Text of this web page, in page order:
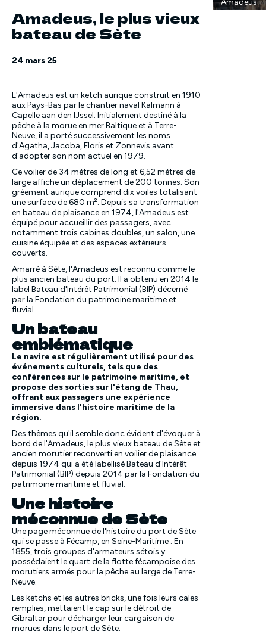
Amadeus, le plus vieux
bateau de Sète
24 mars 25
L'Amadeus est un ketch aurique construit en 1910
aux Pays-Bas par le chantier naval Kalmann à
Capelle aan den IJssel. Initialement destiné à la
pêche à la morue en mer Baltique et à Terre-
Neuve, il a porté successivement les noms
d'Agatha, Jacoba, Floris et Zonnevis avant
d'adopter son nom actuel en 1979.
Ce voilier de 34 mètres de long et 6,52 mètres de
large affiche un déplacement de 200 tonnes. Son
gréement aurique comprend dix voiles totalisant
une surface de 680 m². Depuis sa transformation
en bateau de plaisance en 1974, l'Amadeus est
équipé pour accueillir des passagers, avec
notamment trois cabines doubles, un salon, une
cuisine équipée et des espaces extérieurs
couverts.
Amarré à Sète, l'Amadeus est reconnu comme le
plus ancien bateau du port. Il a obtenu en 2014 le
label Bateau d'Intérêt Patrimonial (BIP) décerné
par la Fondation du patrimoine maritime et
fluvial.
Un bateau
emblématique
Le navire est régulièrement utilisé pour des
événements culturels, tels que des
conférences sur le patrimoine maritime, et
propose des sorties sur l'étang de Thau,
offrant aux passagers une expérience
immersive dans l'histoire maritime de la
région.
Des thèmes qu'il semble donc évident d'évoquer à
bord de l'Amadeus, le plus vieux bateau de Sète et
ancien morutier reconverti en voilier de plaisance
depuis 1974 qui a été labellisé Bateau d'Intérêt
Patrimonial (BIP) depuis 2014 par la Fondation du
patrimoine maritime et fluvial.
Une histoire
méconnue de Sète
Une page méconnue de l'histoire du port de Sète
qui se passe à Fécamp, en Seine-Maritime : En
1855, trois groupes d'armateurs sétois y
possédaient le quart de la flotte fécampoise des
morutiers armés pour la pêche au large de Terre-
Neuve.
Les ketchs et les autres bricks, une fois leurs cales
remplies, mettaient le cap sur le détroit de
Gibraltar pour décharger leur cargaison de
morues dans le port de Sète.
Amadeus